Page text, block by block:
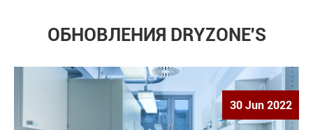
ОБНОВЛЕНИЯ DRYZONE'S
30 Jun 2022